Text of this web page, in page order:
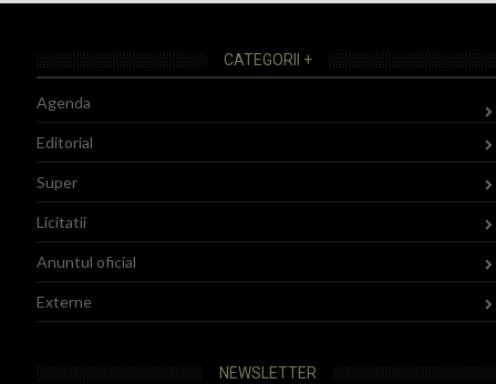
CATEGORII +
Agenda
Editorial
Super
Licitatii
Anuntul oficial
Externe
NEWSLETTER